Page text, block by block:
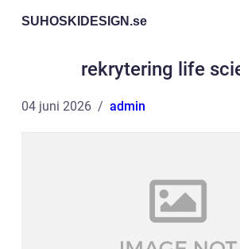
SUHOSKIDESIGN.se
rekrytering life
04 juni 2026 admin